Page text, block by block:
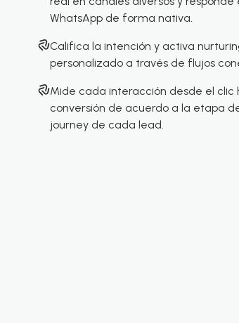
WhatsApp de forma nativa.
Califica la intención y activa
personalizado a través de flujos
Mide cada interacción desde el clic
conversión de acuerdo a la etapa
journey de cada lead.